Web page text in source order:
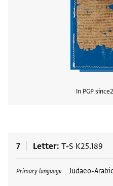
In PGP since
7 Letter T-S K25.189
Primary language Judaeo-
Tags